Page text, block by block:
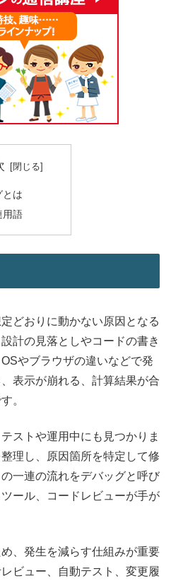
とは
用語
どおりに動かない原因となる
計の見落としやコードの書き
やブラウザの違いなどで発
表示が崩れる、計算結果が合
。
ストや運用中にも見つかりま
理し、原因箇所を特定して修
一連の流れをデバッグと呼び
ール、コードレビューが手が
、発生を減らす仕組みが重要
ビュー、自動テスト、変更履